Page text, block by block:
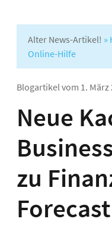
Alter News-Artikel! »
Online-Hilfe
Blogartikel vom 1. März
Neue
zu
Forecast